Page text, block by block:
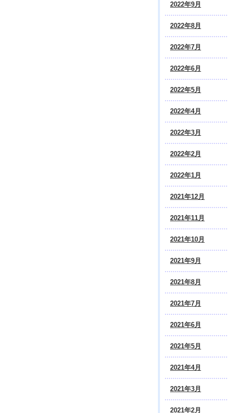
2022年9月
2022年8月
2022年7月
2022年6月
2022年5月
2022年4月
2022年3月
2022年2月
2022年1月
2021年12月
2021年11月
2021年10月
2021年9月
2021年8月
2021年7月
2021年6月
2021年5月
2021年4月
2021年3月
2021年2月